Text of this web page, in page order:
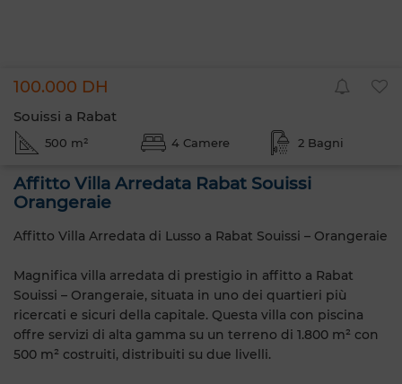
100.000 DH
Souissi a Rabat
500 m² 4 Camere 2 Bagni
Affitto Villa Arredata Rabat Souissi
Orangeraie
Affitto Villa Arredata di Lusso a Rabat Souissi – Orangeraie
Magnifica villa arredata di prestigio in affitto a Rabat
Souissi – Orangeraie, situata in uno dei quartieri più
ricercati e sicuri della capitale. Questa villa con piscina
offre servizi di alta gamma su un terreno di 1.800 m² con
500 m² costruiti, distribuiti su due livelli.